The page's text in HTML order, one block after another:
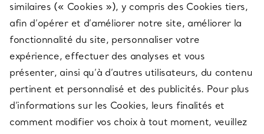
À PROPOS
QUESTIONS LÉGALES
similaires (« Cookies »), y compris des Cookies tiers,
afin d’opérer et d’améliorer notre site, améliorer la
fonctionnalité du site, personnaliser votre
expérience, effectuer des analyses et vous
présenter, ainsi qu’à d’autres utilisateurs, du contenu
pertinent et personnalisé et des publicités. Pour plus
d’informations sur les Cookies, leurs finalités et
comment modifier vos choix à tout moment, veuillez